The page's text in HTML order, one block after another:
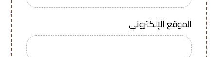
الموقع الإلكتروني